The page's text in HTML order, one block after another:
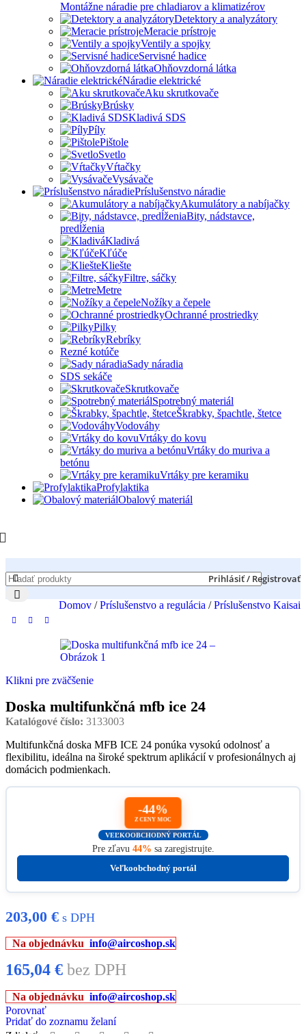
Montážne náradie pre chladiarov a klimatizérov
Detektory a analyzátory
Meracie prístroje
Ventily a spojky
Servisné hadice
Ohňovzdorná látka
Náradie elektrické
Aku skrutkovače
Brúsky
Kladivá SDS
Píly
Pištole
Svetlo
Vŕtačky
Vysávače
Príslušenstvo náradie
Akumulátory a nabíjačky
Bity, nádstavce,
predĺženia
Kladivá
Kľúče
Kliešte
Filtre, sáčky
Metre
Nožíky a čepele
Ochranné prostriedky
Pilky
Rebríky
Rezné kotúče
Sady náradia
SDS sekáče
Skrutkovače
Spotrebný materiál
Škrabky, špachtle, štetce
Vodováhy
Vrtáky do kovu
Vrtáky do muriva a
betónu
Vrtáky pre keramiku
Profylaktika
Obalový materiál
Prihlásiť / Registrovať
Domov / Príslušenstvo a regulácia / Príslušenstvo Kaisai
Klikni pre zväčšenie
Doska multifunkčná mfb ice 24
Katalógové číslo: 3133003
Multifunkčná doska MFB ICE 24 ponúka vysokú odolnosť a
flexibilitu, ideálna na široké spektrum aplikácií v profesionálnych aj
domácich podmienkach.
-44%
Z CENY MOC
VEĽKOOBCHODNÝ PORTÁL
Pre zľavu 44% sa zaregistrujte.
Veľkoobchodný portál
203,00 € s DPH
Na objednávku info@aircoshop.sk
165,04 € bez DPH
Na objednávku info@aircoshop.sk
Porovnať
Pridať do zoznamu želaní